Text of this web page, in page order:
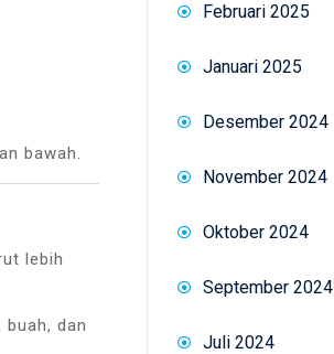
bawah.
lebih
dan
Februari 2025
Januari 2025
Desember 2024
November 2024
Oktober 2024
September 2024
Juli 2024